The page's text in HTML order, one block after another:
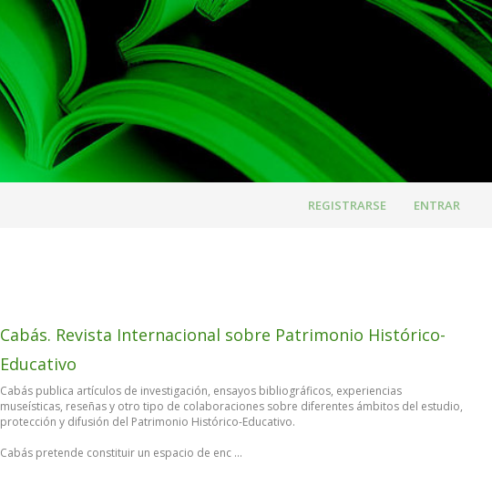
REGISTRARSE ENTRAR
Cabás. Revista Internacional sobre Patrimonio Histórico-
Educativo
Cabás publica artículos de investigación, ensayos bibliográficos, experiencias
museísticas, reseñas y otro tipo de colaboraciones sobre diferentes ámbitos del estudio,
protección y difusión del Patrimonio Histórico-Educativo.
Cabás pretende constituir un espacio de enc ...